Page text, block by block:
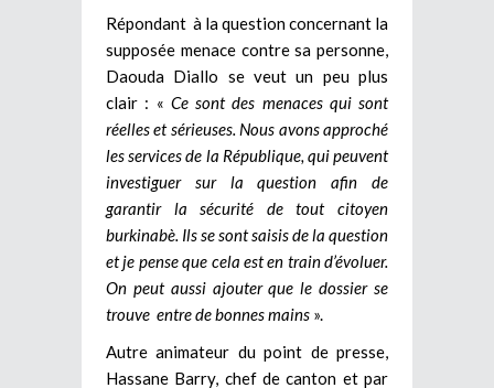
Répondant à la question concernant la
supposée menace contre sa personne,
Daouda Diallo se veut un peu plus
clair : « Ce sont des menaces qui sont
réelles et sérieuses. Nous avons approché
les services de la République, qui peuvent
investiguer sur la question afin de
garantir la sécurité de tout citoyen
burkinabè. Ils se sont saisis de la question
et je pense que cela est en train d’évoluer.
On peut aussi ajouter que le dossier se
trouve entre de bonnes mains ».
Autre animateur du point de presse,
Hassane Barry, chef de canton et par